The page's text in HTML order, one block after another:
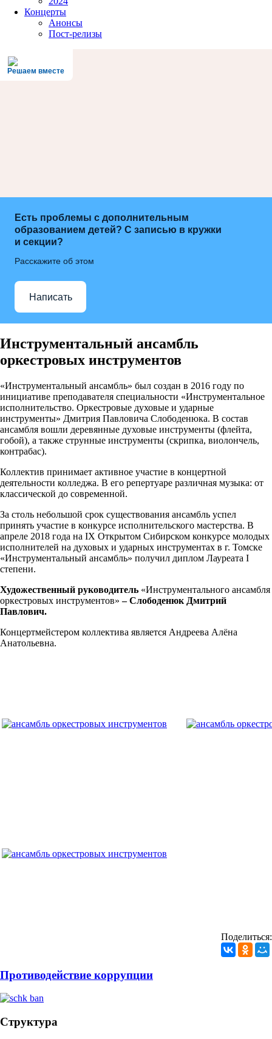
Концерты
Анонсы
Пост-релизы
Решаем вместе
Есть проблемы с дополнительным
образованием детей? С записью в кружки
и секции?
Расскажите об этом
Написать
Инструментальный ансамбль
оркестровых инструментов
«Инструментальный ансамбль» был создан в 2016 году по
инициативе преподавателя специальности «Инструментальное
исполнительство. Оркестровые духовые и ударные
инструменты» Дмитрия Павловича Слободенюка. В состав
ансамбля вошли деревянные духовые инструменты (флейта,
гобой), а также струнные инструменты (скрипка, виолончель,
контрабас).
Коллектив принимает активное участие в концертной
деятельности колледжа. В его репертуаре различная музыка: от
классической до современной.
За столь небольшой срок существования ансамбль успел
принять участие в конкурсе исполнительского мастерства. В
апреле 2018 года на IX Открытом Сибирском конкурсе молодых
исполнителей на духовых и ударных инструментах в г. Томске
«Инструментальный ансамбль» получил диплом Лауреата I
степени.
Художественный руководитель «Инструментального ансамбля
оркестровых инструментов»– Слободенюк Дмитрий
Павлович.
Концертмейстером коллектива является Андреева Алёна
Анатольевна.
Поделиться:
Противодействие коррупции
Структура